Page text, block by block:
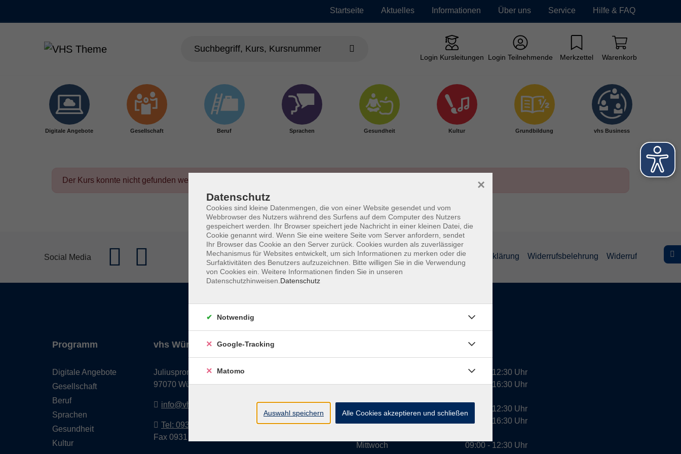
Startseite Aktuelles Informationen Über uns Service Hilfe & FAQ
Login Kursleitungen Login Teilnehmende Merkzettel Warenkorb
Digitale Angebote Gesellschaft Beruf Sprachen Gesundheit Kultur Grundbildung vhs Business
Der Kurs konnte nicht gefunden werden.
Social Media Impressum AGBs Datenschutzerklärung Barrierefreiheitserklärung Widerrufsbelehrung Widerruf
Programm
Digitale Angebote
Gesellschaft
Beruf
Sprachen
Gesundheit
Kultur
vhs Würzburg & Umgebung e. V.
Juliuspromenade 68
97070 Würzburg
info@vhs-wuerzburg.de
Tel: 0931 35593 0
Fax 0931 35593-20
Dienstag
Mittwoch
09:00 - 12:30 Uhr
13:00 - 16:30 Uhr
10:00 - 12:30 Uhr
13:00 - 16:30 Uhr
09:00 - 12:30 Uhr
Datenschutz
Cookies sind kleine Datenmengen, die von einer Website gesendet und vom
Webbrowser des Nutzers während des Surfens auf dem Computer des Nutzers
gespeichert werden. Ihr Browser speichert jede Nachricht in einer kleinen Datei, die
Cookie genannt wird. Wenn Sie eine weitere Seite vom Server anfordern, sendet
Ihr Browser das Cookie an den Server zurück. Cookies wurden als zuverlässiger
Mechanismus für Websites entwickelt, um sich Informationen zu merken oder die
Surfaktivitäten des Benutzers aufzuzeichnen. Bitte willigen Sie in die Verwendung
von Cookies ein. Weitere Informationen finden Sie in unseren
Datenschutzhinweisen. Datenschutz
×
Notwendig
Google-Tracking
Matomo
Auswahl speichern Alle Cookies akzeptieren und schließen